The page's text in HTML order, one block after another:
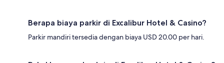
Berapa biaya parkir di Excalibur Hotel & Casino?
Parkir mandiri tersedia dengan biaya USD 20.00 per hari.